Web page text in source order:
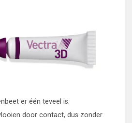
er één teveel is.
door contact, dus zonder